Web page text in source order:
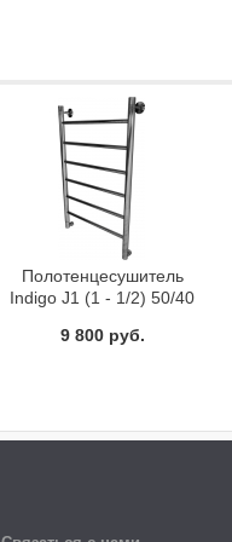
Полотенцесушитель
Indigo J1 (1 - 1/2) 50/40
9 800 руб.